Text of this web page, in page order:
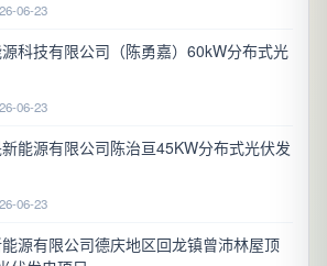
06-23
科技有限公司（陈勇嘉）60kW分布式光
06-23
能源有限公司陈治亘45KW分布式光伏发
06-23
源有限公司德庆地区回龙镇曾沛林屋顶